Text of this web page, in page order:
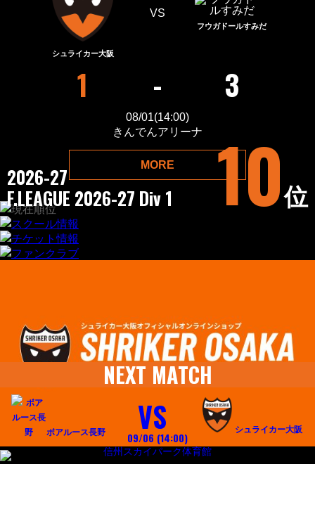
シュライカー大阪
VS
フウガドールすみだ
1 - 3
08/01(14:00)
きんでんアリーナ
MORE
2026-27
F.LEAGUE 2026-27 Div 1
10位
NEXT MATCH
ボアルース長野 VS シュライカー大阪
09/06 (14:00)
信州スカイパーク体育館